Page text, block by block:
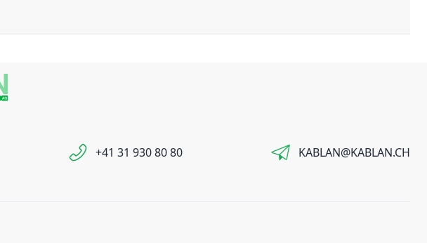
+41 31 930 80 80 KABLAN@KABLAN.CH